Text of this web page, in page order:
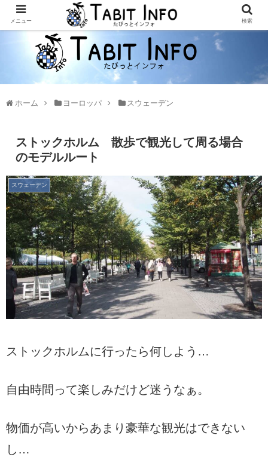
ホーム ヨーロッパ スウェーデン
ストックホルム 散歩で観光して周る場合
のモデルルート
スウェーデン
ストックホルムに行ったら何しよう…
自由時間って楽しみだけど迷うなぁ。
物価が高いからあまり豪華な観光はできない
し…
メニュー 検索